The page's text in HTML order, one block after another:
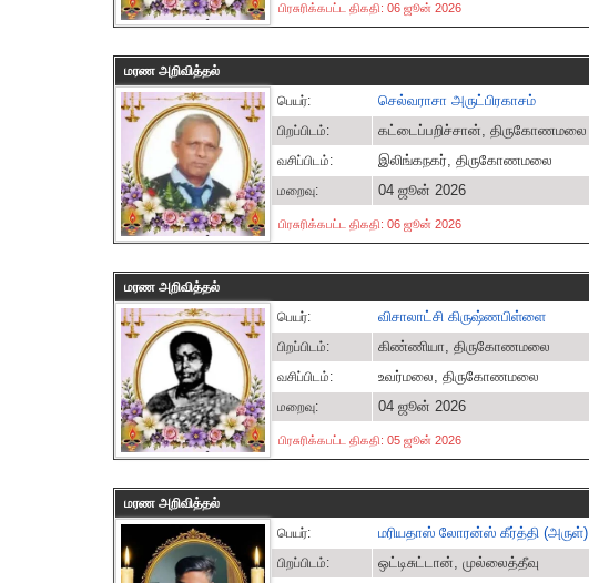
பிரசுரிக்கபட்ட திகதி: 06 ஜூன் 2026
மரண அறிவித்தல்
பெயர்:
செல்வராசா அருட்பிரகாசம்
பிறப்பிடம்: கட்டைப்பறிச்சான், திருகோணமலை
வசிப்பிடம்: இலிங்கநகர், திருகோணமலை
மறைவு: 04 ஜூன் 2026
பிரசுரிக்கபட்ட திகதி: 06 ஜூன் 2026
மரண அறிவித்தல்
பெயர்:
விசாலாட்சி கிருஷ்ணபிள்ளை
பிறப்பிடம்: கிண்ணியா, திருகோணமலை
வசிப்பிடம்: உவர்மலை, திருகோணமலை
மறைவு: 04 ஜூன் 2026
பிரசுரிக்கபட்ட திகதி: 05 ஜூன் 2026
மரண அறிவித்தல்
பெயர்:
மரியதாஸ் லோரன்ஸ் கீர்த்தி (அருள்)
பிறப்பிடம்: ஒட்டிசுட்டான், முல்லைத்தீவு